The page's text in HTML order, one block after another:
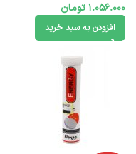
1.056.000تومان
افزودن به سبد خرید